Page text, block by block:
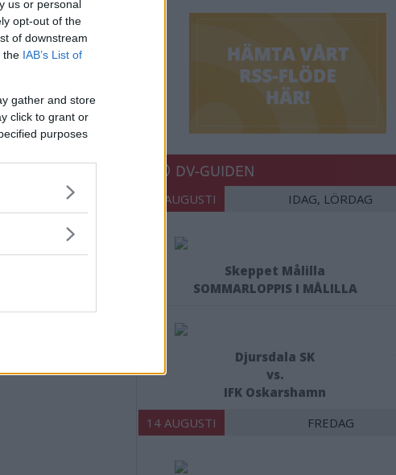
us or personal
opt-out of the
of downstream
the IAB’s List of
gather and store
click to grant or
purposes
DV-GUIDEN
08 AUGUSTI IDAG, LÖRDAG
Skeppet Målilla
SOMMARLOPPIS I MÅLILLA
Djursdala SK
vs.
IFK Oskarshamn
14 AUGUSTI FREDAG